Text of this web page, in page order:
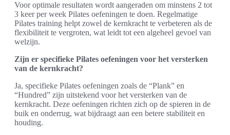
Voor optimale resultaten wordt aangeraden om minstens 2 tot
3 keer per week Pilates oefeningen te doen. Regelmatige
Pilates training helpt zowel de kernkracht te verbeteren als de
flexibiliteit te vergroten, wat leidt tot een algeheel gevoel van
welzijn.
Zijn er specifieke Pilates oefeningen voor het versterken
van de kernkracht?
Ja, specifieke Pilates oefeningen zoals de “Plank” en
“Hundred” zijn uitstekend voor het versterken van de
kernkracht. Deze oefeningen richten zich op de spieren in de
buik en onderrug, wat bijdraagt aan een betere stabiliteit en
houding.